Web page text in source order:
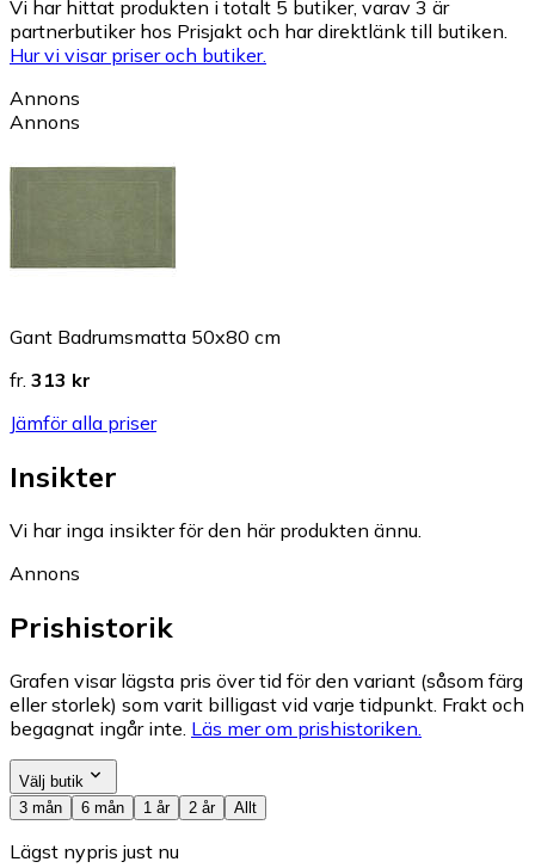
Vi har hittat produkten i totalt 5 butiker, varav 3 är
partnerbutiker hos Prisjakt och har direktlänk till butiken.
Hur vi visar priser och butiker.
Annons
Annons
Gant Badrumsmatta 50x80 cm
fr. 313 kr
Jämför alla priser
Insikter
Vi har inga insikter för den här produkten ännu.
Annons
Prishistorik
Grafen visar lägsta pris över tid för den variant (såsom färg
eller storlek) som varit billigast vid varje tidpunkt. Frakt och
begagnat ingår inte. Läs mer om prishistoriken.
Välj butik
3 mån
6 mån 1 år 2 år Allt
Lägst nypris just nu